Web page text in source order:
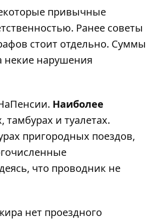
привычные
Ранее советы
стоит отдельно. Суммы
некие нарушения
. Наиболее
тамбурах и туалетах.
пригородных поездов,
что проводник не
нет проездного